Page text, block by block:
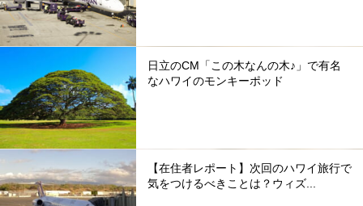
日立のCM「この木なんの木♪」で有名
なハワイのモンキーポッド
【在住者レポート】次回のハワイ旅行で
気をつけるべきことは？ウィズ...